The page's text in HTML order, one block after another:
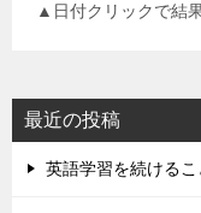
▲日付クリックで結
最近の投稿
英語学習を続ける